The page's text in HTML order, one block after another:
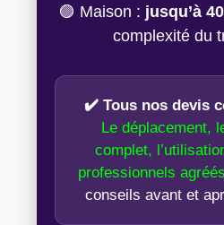
🟣 Maison : jusqu’à
complexité du
✔️ Tous nos devis
Le déplacement,
complet,
professionnels
conseils avant et